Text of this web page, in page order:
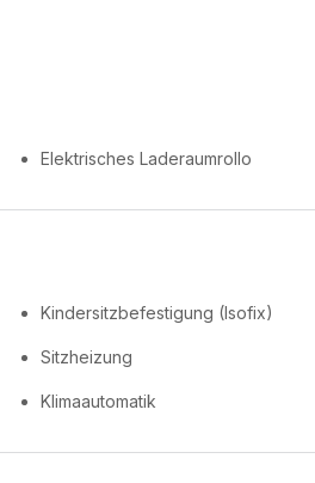
Elektrisches Laderaumrollo
Kindersitzbefestigung (Isofix)
Sitzheizung
Klimaautomatik